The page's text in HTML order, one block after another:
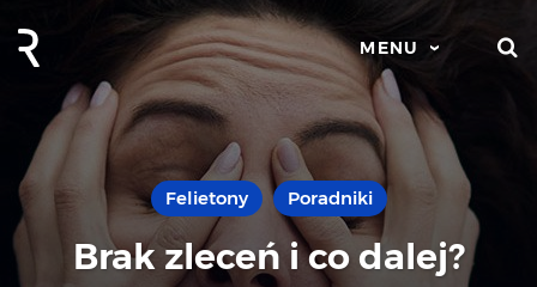
MENU
Felietony Poradniki
Brak zleceń i co dalej?